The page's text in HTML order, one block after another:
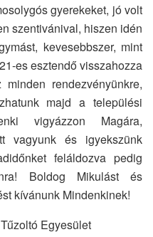
gyerekeket, jó volt
szentivánival, hiszen idén
kevesebbszer, mint
es esztendő visszahozza
rendezvényünkre,
majd a települési
vigyázzon Magára,
vagyunk és igyekszünk
feláldozva pedig
Boldog Mikulást és
kívánunk Mindenkinek!
Egyesület